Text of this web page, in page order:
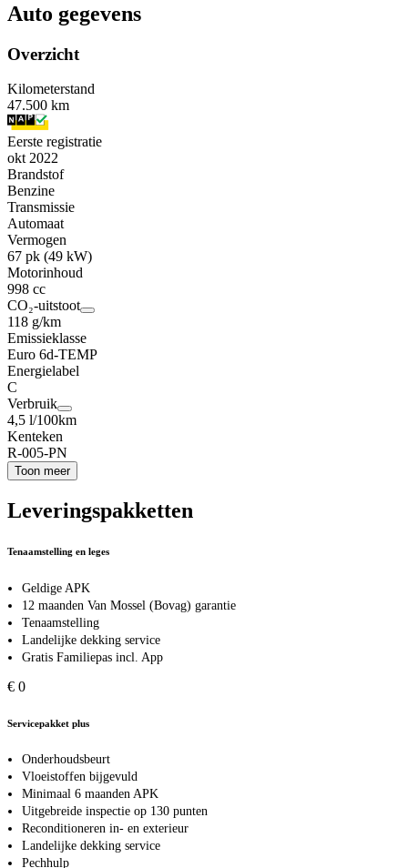
Auto gegevens
Overzicht
Kilometerstand
47.500 km
Eerste registratie
okt 2022
Brandstof
Benzine
Transmissie
Automaat
Vermogen
67 pk (49 kW)
Motorinhoud
998 cc
CO₂-uitstoot
118 g/km
Emissieklasse
Euro 6d-TEMP
Energielabel
C
Verbruik
4,5 l/100km
Kenteken
R-005-PN
Toon meer
Leveringspakketten
Tenaamstelling en leges
Geldige APK
12 maanden Van Mossel (Bovag) garantie
Tenaamstelling
Landelijke dekking service
Gratis Familiepas incl. App
€ 0
Servicepakket plus
Onderhoudsbeurt
Vloeistoffen bijgevuld
Minimaal 6 maanden APK
Uitgebreide inspectie op 130 punten
Reconditioneren in- en exterieur
Landelijke dekking service
Pechhulp